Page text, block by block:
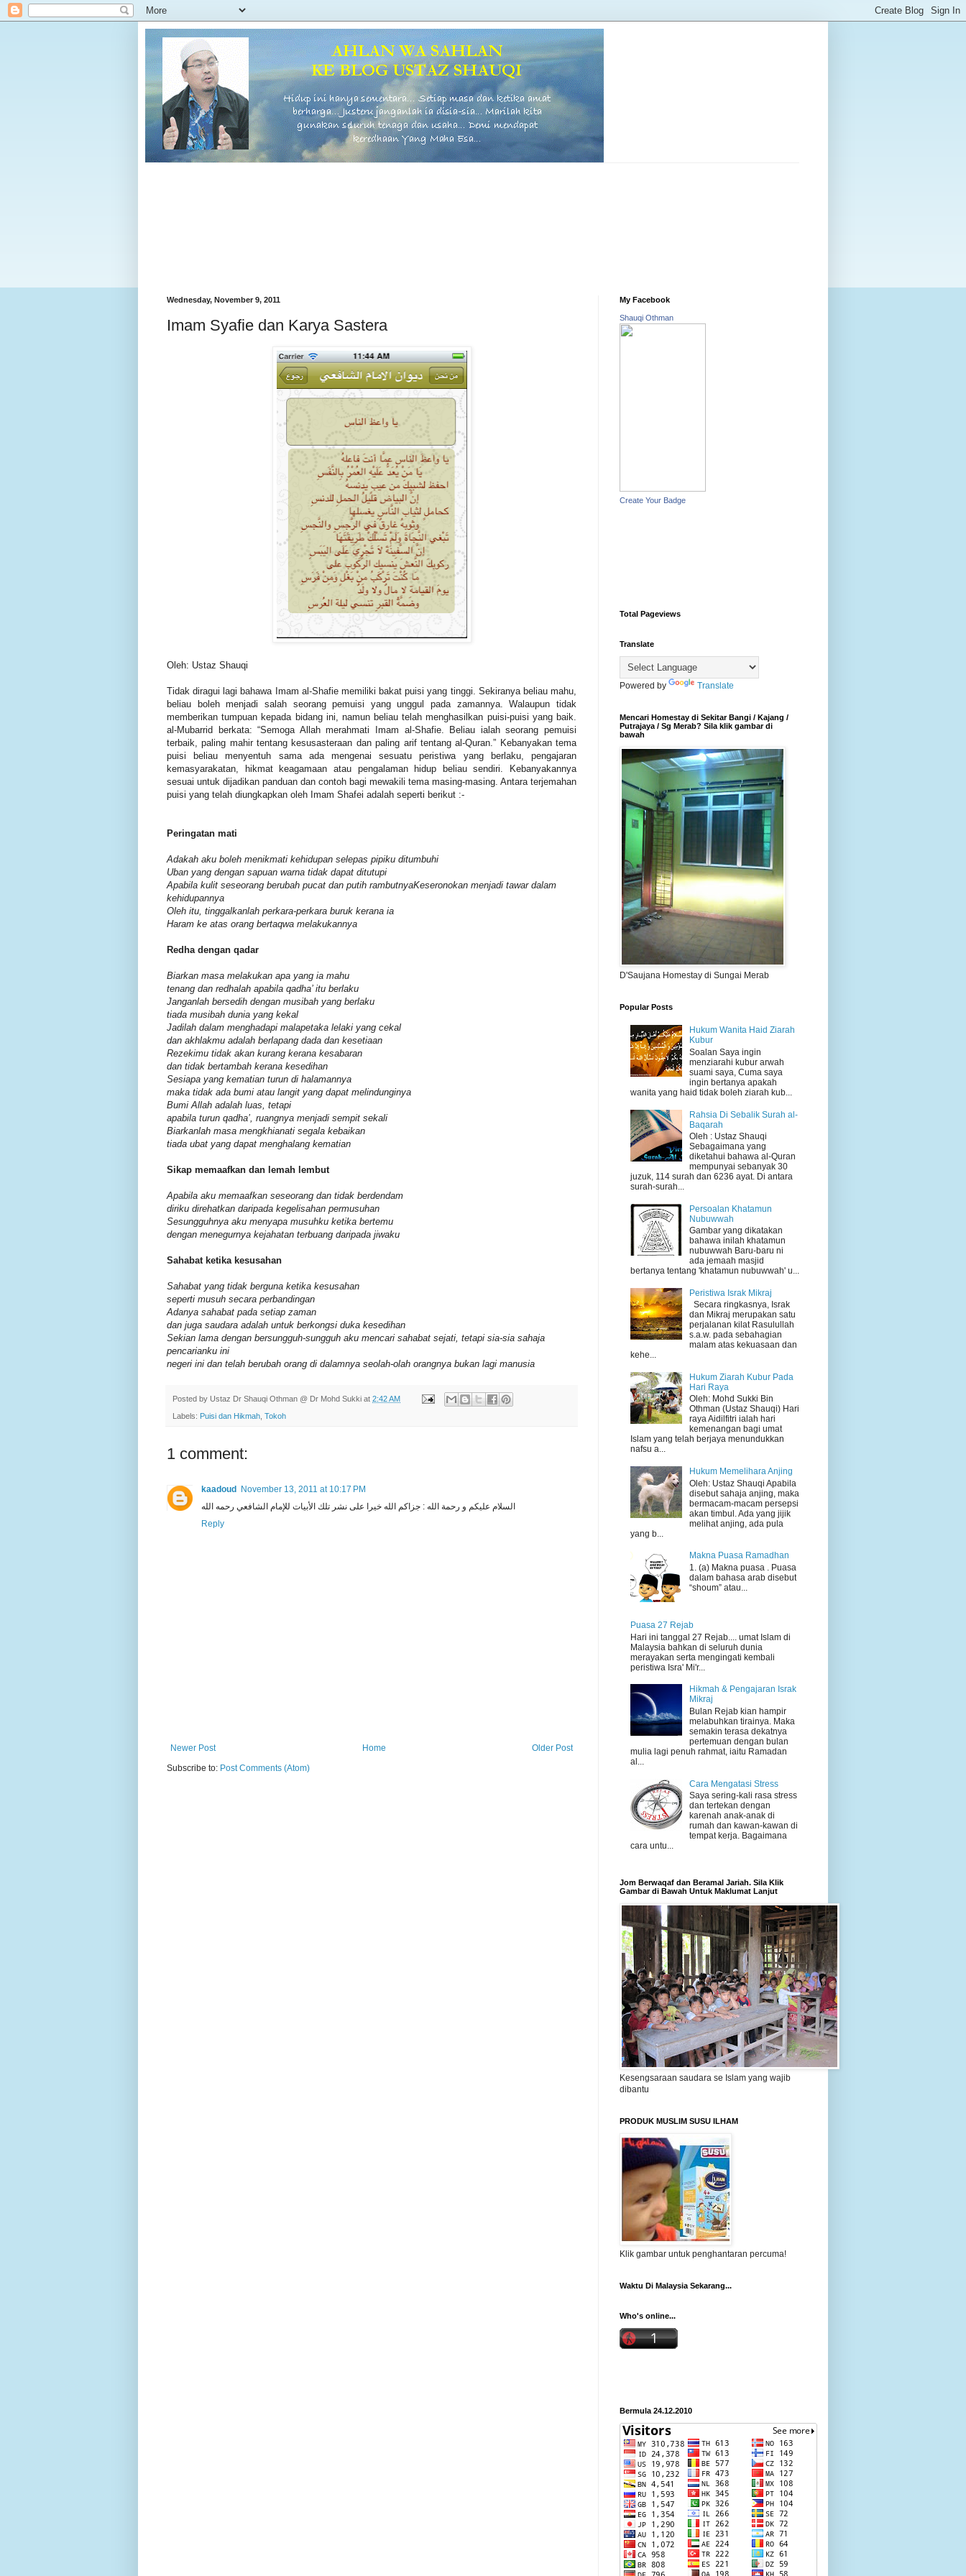
Wednesday, November 9, 2011
Imam Syafie dan Karya Sastera
Oleh: Ustaz Shauqi
Tidak diragui lagi bahawa Imam al-Shafie memiliki bakat puisi yang tinggi. Sekiranya beliau mahu,
beliau boleh menjadi salah seorang pemuisi yang unggul pada zamannya. Walaupun tidak
memberikan tumpuan kepada bidang ini, namun beliau telah menghasilkan puisi-puisi yang baik.
al-Mubarrid berkata: “Semoga Allah merahmati Imam al-Shafie. Beliau ialah seorang pemuisi
terbaik, paling mahir tentang kesusasteraan dan paling arif tentang al-Quran.” Kebanyakan tema
puisi beliau menyentuh sama ada mengenai sesuatu peristiwa yang berlaku, pengajaran
kemasyarakatan, hikmat keagamaan atau pengalaman hidup beliau sendiri. Kebanyakannya
sesuai untuk dijadikan panduan dan contoh bagi mewakili tema masing-masing. Antara terjemahan
puisi yang telah diungkapkan oleh Imam Shafei adalah seperti berikut :-
Peringatan mati
Adakah aku boleh menikmati kehidupan selepas pipiku ditumbuhi
Uban yang dengan sapuan warna tidak dapat ditutupi
Apabila kulit seseorang berubah pucat dan putih rambutnyaKeseronokan menjadi tawar dalam
kehidupannya
Oleh itu, tinggalkanlah perkara-perkara buruk kerana ia
Haram ke atas orang bertaqwa melakukannya
Redha dengan qadar
Biarkan masa melakukan apa yang ia mahu
tenang dan redhalah apabila qadha’ itu berlaku
Janganlah bersedih dengan musibah yang berlaku
tiada musibah dunia yang kekal
Jadilah dalam menghadapi malapetaka lelaki yang cekal
dan akhlakmu adalah berlapang dada dan kesetiaan
Rezekimu tidak akan kurang kerana kesabaran
dan tidak bertambah kerana kesedihan
Sesiapa yang kematian turun di halamannya
maka tidak ada bumi atau langit yang dapat melindunginya
Bumi Allah adalah luas, tetapi
apabila turun qadha’, ruangnya menjadi sempit sekali
Biarkanlah masa mengkhianati segala kebaikan
tiada ubat yang dapat menghalang kematian
Sikap memaafkan dan lemah lembut
Apabila aku memaafkan seseorang dan tidak berdendam
diriku direhatkan daripada kegelisahan permusuhan
Sesungguhnya aku menyapa musuhku ketika bertemu
dengan menegurnya kejahatan terbuang daripada jiwaku
Sahabat ketika kesusahan
Sahabat yang tidak berguna ketika kesusahan
seperti musuh secara perbandingan
Adanya sahabat pada setiap zaman
dan juga saudara adalah untuk berkongsi duka kesedihan
Sekian lama dengan bersungguh-sungguh aku mencari sahabat sejati, tetapi sia-sia sahaja
pencarianku ini
negeri ini dan telah berubah orang di dalamnya seolah-olah orangnya bukan lagi manusia
Posted by Ustaz Dr Shauqi Othman @ Dr Mohd Sukki at 2:42 AM
Labels: Puisi dan Hikmah Tokoh
1 comment:
kaadoud
November 13, 2011 at 10:17 PM
السلام عليكم و رحمة الله : جزاكم الله خيرا على نشر تلك الأبيات للإمام الشافعي رحمه الله
Reply
Newer Post Older Post
Home
Subscribe to: Post Comments (Atom)
My Facebook
Shauqi Othman
Create Your Badge
Total Pageviews
Translate
Powered by Translate
Mencari Homestay di Sekitar Bangi / Kajang /
Putrajaya / Sg Merab? Sila klik gambar di
bawah
D'Saujana Homestay di Sungai Merab
Popular Posts
Hukum Wanita Haid Ziarah
Kubur
Soalan Saya ingin
menziarahi kubur arwah
suami saya, Cuma saya
ingin bertanya apakah
wanita yang haid tidak boleh ziarah kub...
Rahsia Di Sebalik Surah al-
Baqarah
Oleh : Ustaz Shauqi
Sebagaimana yang
diketahui bahawa al-Quran
mempunyai sebanyak 30
juzuk, 114 surah dan 6236 ayat. Di antara
surah-surah...
Persoalan Khatamun
Nubuwwah
Gambar yang dikatakan
bahawa inilah khatamun
nubuwwah Baru-baru ni
ada jemaah masjid
bertanya tentang 'khatamun nubuwwah' u...
Peristiwa Israk Mikraj
Secara ringkasnya, Israk
dan Mikraj merupakan satu
perjalanan kilat Rasulullah
s.a.w. pada sebahagian
malam atas kekuasaan dan
kehe...
Hukum Ziarah Kubur Pada
Hari Raya
Oleh: Mohd Sukki Bin
Othman (Ustaz Shauqi) Hari
raya Aidilfitri ialah hari
kemenangan bagi umat
Islam yang telah berjaya menundukkan
nafsu a...
Hukum Memelihara Anjing
Oleh: Ustaz Shauqi Apabila
disebut sahaja anjing, maka
bermacam-macam persepsi
akan timbul. Ada yang jijik
melihat anjing, ada pula
yang b...
Makna Puasa Ramadhan
1. (a) Makna puasa . Puasa
dalam bahasa arab disebut
“shoum” atau...
Puasa 27 Rejab
Hari ini tanggal 27 Rejab.... umat Islam di
Malaysia bahkan di seluruh dunia
merayakan serta mengingati kembali
peristiwa Isra' Mi'r...
Hikmah & Pengajaran Israk
Mikraj
Bulan Rejab kian hampir
melabuhkan tirainya. Maka
semakin terasa dekatnya
pertemuan dengan bulan
mulia lagi penuh rahmat, iaitu Ramadan
al...
Cara Mengatasi Stress
Saya sering-kali rasa stress
dan tertekan dengan
karenah anak-anak di
rumah dan kawan-kawan di
tempat kerja. Bagaimana
cara untu...
Jom Berwaqaf dan Beramal Jariah. Sila Klik
Gambar di Bawah Untuk Maklumat Lanjut
Kesengsaraan saudara se Islam yang wajib
dibantu
PRODUK MUSLIM SUSU ILHAM
Klik gambar untuk penghantaran percuma!
Waktu Di Malaysia Sekarang...
Who's online...
Bermula 24.12.2010